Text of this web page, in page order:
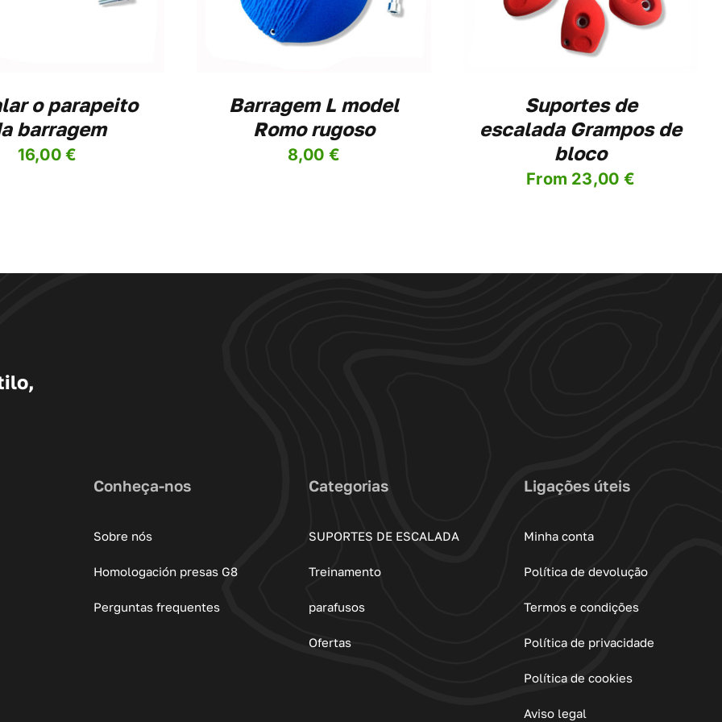
o parapeito
barragem
16,00€
MULTIPLE
CHOSEN
ON
THE
Barragem L model
Romo rugoso
8,00 €
MULTIPLE
VARIANTS.
THE
CHOSEN
ON
THE
Suportes de
escalada Grampos de
bloco
From 23,00 €
Conheça-nos
Sobre nós
Homologación presas G8
Perguntas frequentes
Categorias
SUPORTES DE ESCALADA
Treinamento
parafusos
Ofertas
Ligações úteis
Minha conta
Política de devolução
Termos e condições
Política de privacidade
Política de cookies
Aviso legal